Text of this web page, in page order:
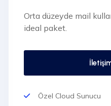
Orta düzeyde mail
ideal paket.
Özel Cloud Sunucu